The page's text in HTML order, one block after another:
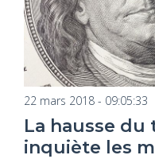
22 mars 2018 - 09:05:33
La hausse du
inquiète les